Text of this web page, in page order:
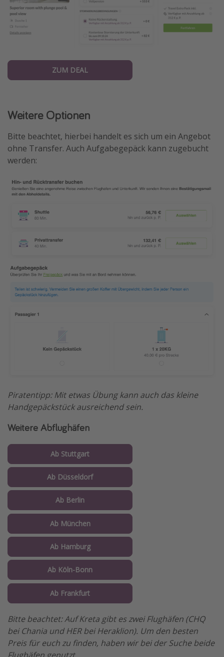
ZUM DEAL
Weitere Optionen
Bitte beachtet, hierbei handelt es sich um ein Angebot
ohne Transfer. Auch Aufgabegepäck kann zugebucht
werden:
Piratentipp: Mit etwas Übung kann auch das kleine
Handgepäckstück ausreichend sein.
Weitere Abflughäfen
Ab Stuttgart
Ab Düsseldorf
Ab Berlin
Ab München
Ab Hamburg
Ab Köln-Bonn
Ab Frankfurt
Bitte beachtet: Auf Kreta gibt es zwei Flughäfen (CHQ
bei Chania und HER bei Heraklion). Um den besten
Preis für euch zu finden, haben wir bei der Suche beide